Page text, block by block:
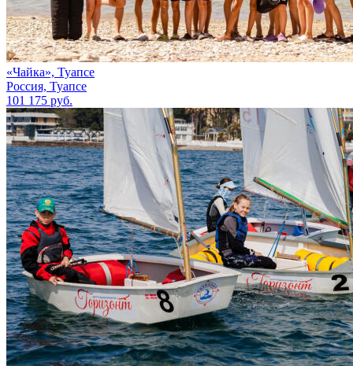
«Чайка», Туапсе
Россия, Туапсе
101 175 руб.